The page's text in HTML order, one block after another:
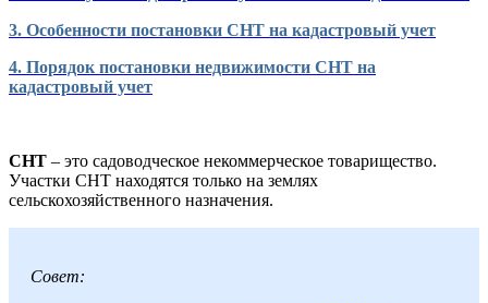
3. Особенности постановки СНТ на кадастровый учет
4. Порядок постановки недвижимости СНТ на
кадастровый учет
СНТ – это садоводческое некоммерческое товарищество.
Участки СНТ находятся только на землях
сельскохозяйственного назначения.
Совет: